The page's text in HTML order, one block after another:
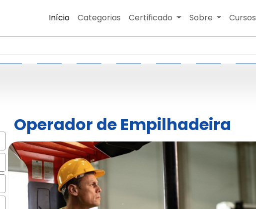
Início Categorias Certificado Sobre Cursos
Operador de Empilhadeira